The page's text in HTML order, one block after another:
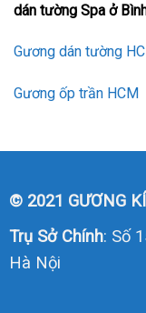
dán tường Spa ở
Gương dán tường
Gương ốp trần HCM
© 2021 GƯƠNG
Trụ Sở Chính: Số
Hà Nội